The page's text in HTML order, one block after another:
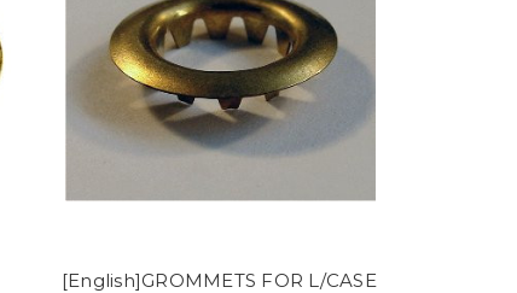
[English]GROMMETS FOR L/CASE